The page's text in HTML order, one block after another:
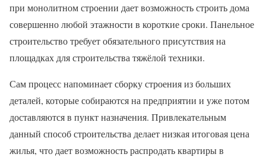
при монолитном строении дает возможность строить дома
совершенно любой этажности в короткие сроки. Панельное
строительство требует обязательного присутствия на
площадках для строительства тяжёлой техники.
Сам процесс напоминает сборку строения из больших
деталей, которые собираются на предприятии и уже потом
доставляются в пункт назначения. Привлекательным
данный способ строительства делает низкая итоговая цена
жилья, что дает возможность распродать квартиры в